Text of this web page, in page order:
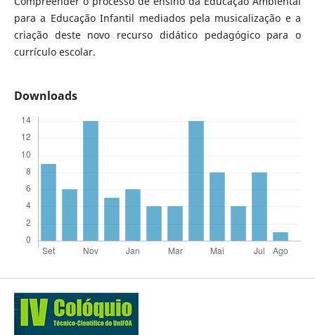
para a Educação Infantil mediados pela musicalização e a
criação deste novo recurso didático pedagógico para o
currículo escolar.
Downloads